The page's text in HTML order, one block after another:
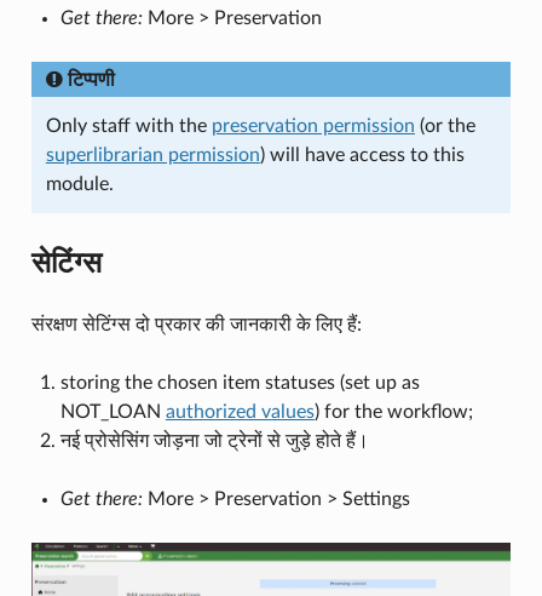
Get there:More > Preservation
टिप्पणी
Only staff with the preservation permission (or the
superlibrarian permission) will have access to this
module.
सेटिंग्स
संरक्षण सेटिंग्स दो प्रकार की जानकारी के लिए हैं:
storing the chosen item statuses (set up as
NOT_LOAN authorized values) for the workflow;
नई प्रोसेसिंग जोड़ना जो ट्रेनों से जुड़े होते हैं।
Get there:More > Preservation > Settings